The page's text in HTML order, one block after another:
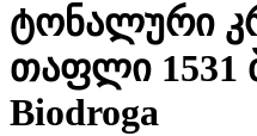
ტონალური
თაფლი 1531
Biodroga